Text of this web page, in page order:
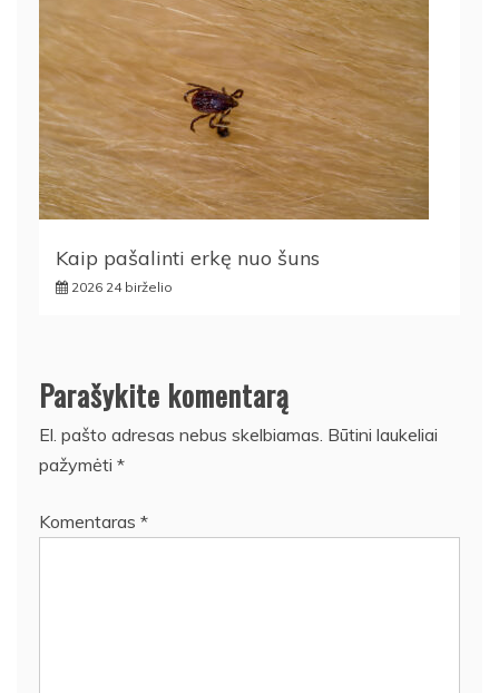
Kaip pašalinti erkę nuo šuns
2026 24 birželio
Parašykite komentarą
El. pašto adresas nebus skelbiamas. Būtini laukeliai
pažymėti *
Komentaras *